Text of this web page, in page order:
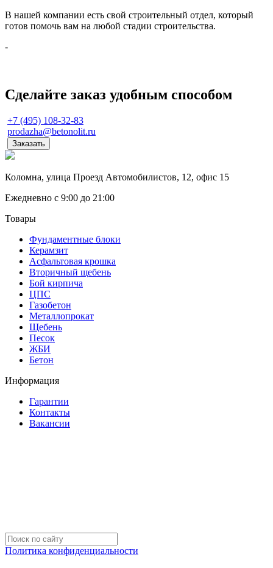
В нашей компании есть свой строительный отдел, который
готов помочь вам на любой стадии строительства.
-
Сделайте заказ удобным способом
+7 (495) 108-32-83
prodazha@betonolit.ru
Заказать
Коломна, улица Проезд Автомобилистов, 12, офис 15
Ежедневно с 9:00 до 21:00
Товары
Фундаментные блоки
Керамзит
Асфальтовая крошка
Вторичный щебень
Бой кирпича
ЦПС
Газобетон
Металлопрокат
Щебень
Песок
ЖБИ
Бетон
Информация
Гарантии
Контакты
Вакансии
Политика конфиденциальности